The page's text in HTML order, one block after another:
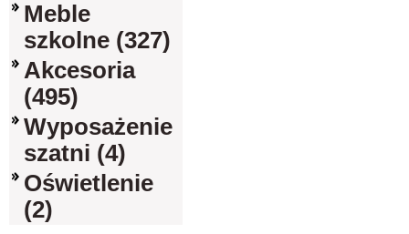
Meble
szkolne (327)
Akcesoria
(495)
Wyposażenie
szatni (4)
Oświetlenie
(2)